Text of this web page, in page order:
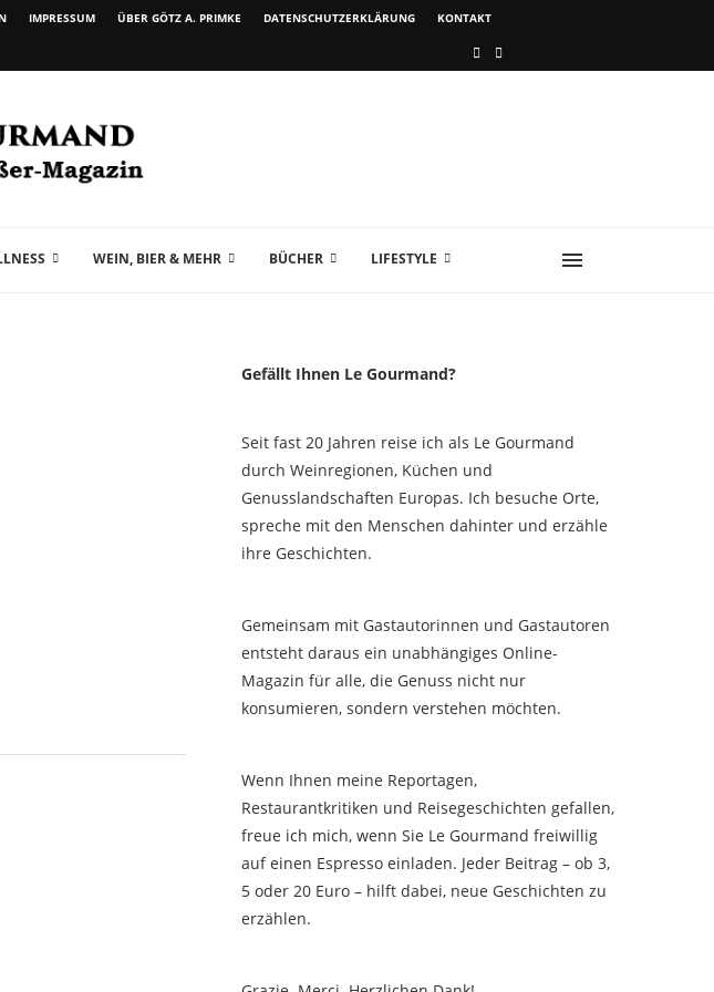
IMPRESSUM ÜBER GÖTZ A. PRIMKE DATENSCHUTZERKLÄRUNG KONTAKT
WEIN, BIER & MEHR BÜCHER LIFESTYLE
Gefällt Ihnen Le Gourmand?
Seit fast 20 Jahren reise ich als Le Gourmand
durch Weinregionen, Küchen und
Genusslandschaften Europas. Ich besuche Orte,
spreche mit den Menschen dahinter und erzähle
ihre Geschichten.
Gemeinsam mit Gastautorinnen und Gastautoren
entsteht daraus ein unabhängiges Online-
Magazin für alle, die Genuss nicht nur
konsumieren, sondern verstehen möchten.
Wenn Ihnen meine Reportagen,
Restaurantkritiken und Reisegeschichten gefallen,
freue ich mich, wenn Sie Le Gourmand freiwillig
auf einen Espresso einladen. Jeder Beitrag – ob 3,
5 oder 20 Euro – hilft dabei, neue Geschichten zu
erzählen.